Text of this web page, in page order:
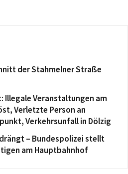
der Stahmelner Straße
Illegale Veranstaltungen am
Verletzte Person an
Verkehrsunfall in Dölzig
– Bundespolizei stellt
am Hauptbahnhof